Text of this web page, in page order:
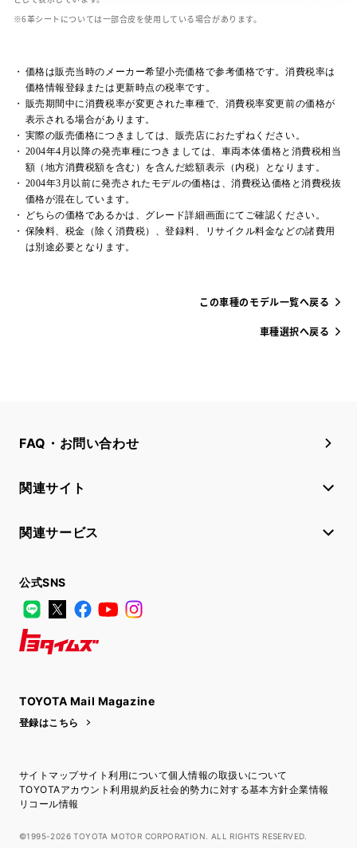
革シートについては一部合皮を使用している場合があります。
価格は販売当時のメーカー希望小売価格で参考価格です。消費税率は
価格情報登録または更新時点の税率です。
販売期間中に消費税率が変更された車種で、消費税率変更前の価格が
表示される場合があります。
実際の販売価格につきましては、販売店におたずねください。
2004年4月以降の発売車種につきましては、車両本体価格と消費税相当
額（地方消費税額を含む）を含んだ総額表示（内税）となります。
2004年3月以前に発売されたモデルの価格は、消費税込価格と消費税抜
価格が混在しています。
どちらの価格であるかは、グレード詳細画面にてご確認ください。
保険料、税金（除く消費税）、登録料、リサイクル料金などの諸費用
は別途必要となります。
この車種のモデル一覧へ戻る
車種選択へ戻る
FAQ・お問い合わせ
関連サイト
関連サービス
公式SNS
LINE
X FacebookYouTube
TOYOTA Mail Magazine
登録はこちら
サイトマップサイト利用について個人情報の取扱いについて
TOYOTAアカウント利用規約反社会的勢力に対する基本方針企業情報
リコール情報
©1995-2026 TOYOTA MOTOR CORPORATION. ALL RIGHTS RESERVED.